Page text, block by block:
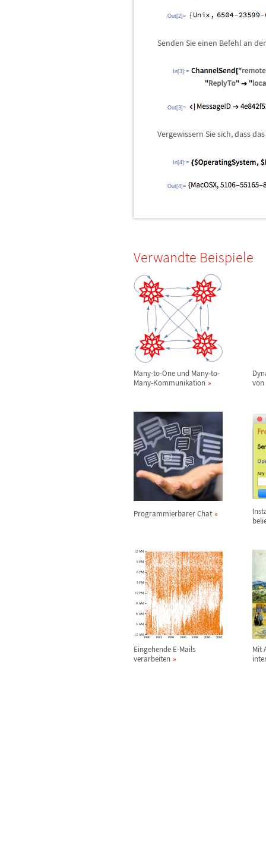
Out[2]=
Senden Sie einen Befehl an
In[3]:=
Out[3]=
Vergewissern Sie sich, dass
In[4]:=
Out[4]=
Verwandte Beispiele
Many-to-One und Many-to-
Many-Kommunikation
von
Programmierbarer Chat
Eingehende E-Mails
verarbeiten
Mit